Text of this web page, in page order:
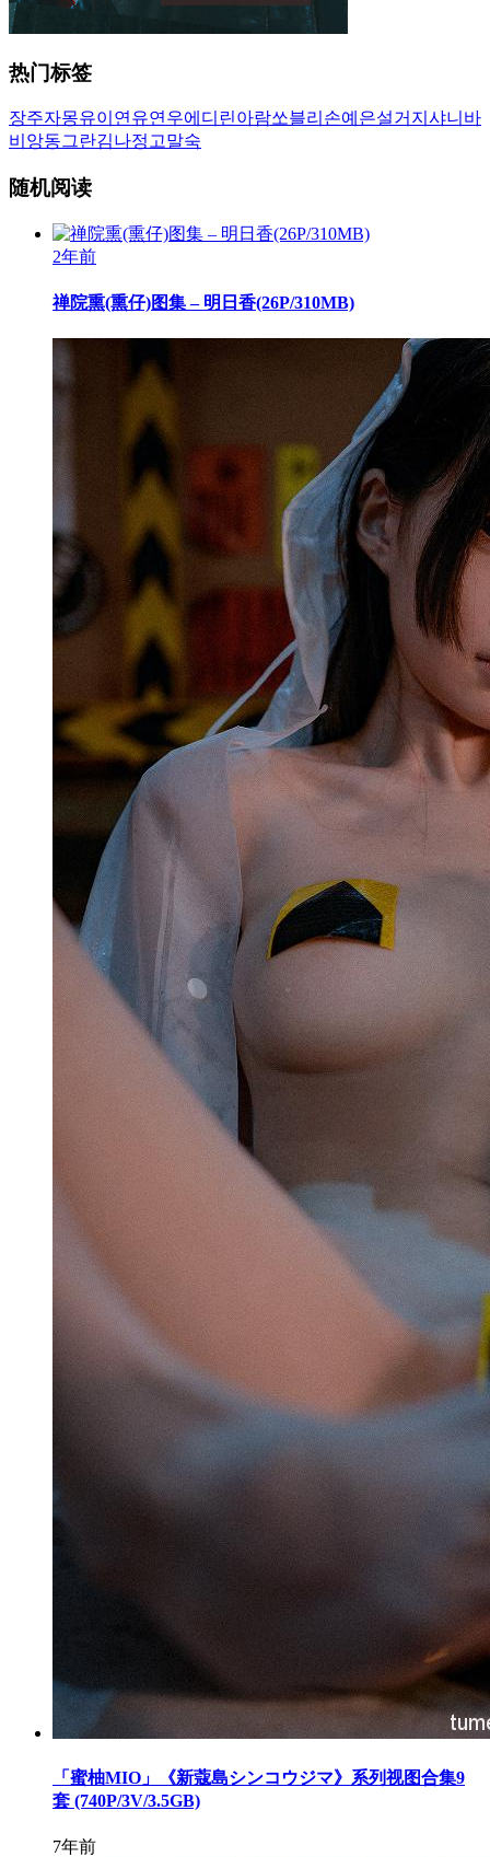
热门标签
장주자몽유이 연유연우에디린아람쏘블리 손예은설거지 샤니 바
비앙동그란김나정 고말숙
随机阅读
2年前
禅院熏(熏仔)图集 – 明日香(26P/310MB)
「蜜柚MIO」《新蔻島シンコウジマ》系列视图合集9
套 (740P/3V/3.5GB)
7年前